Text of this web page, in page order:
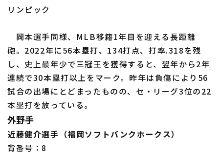
リンピック
岡本選手同様、MLB移籍1年目を迎える長距離
砲。2022年に56本塁打、134打点、打率.318を残
し、史上最年少で三冠王を獲得すると、翌年から2年
連続で30本塁打以上をマーク。昨年は負傷により56
試合の出場にとどまったものの、セ・リーグ3位の22
本塁打を放っている。
外野手
近藤健介選手（福岡ソフトバンクホークス）
背番号：8